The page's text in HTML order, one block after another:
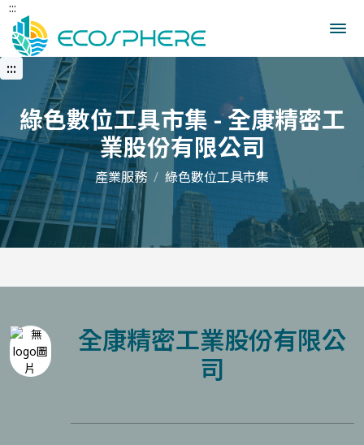
跳
到
中
內
:::
:::
綠色數位工具市集 - 全康精密工
業股份有限公司
產業服務 綠色數位工具市集
全康精密工業股份有限公
司